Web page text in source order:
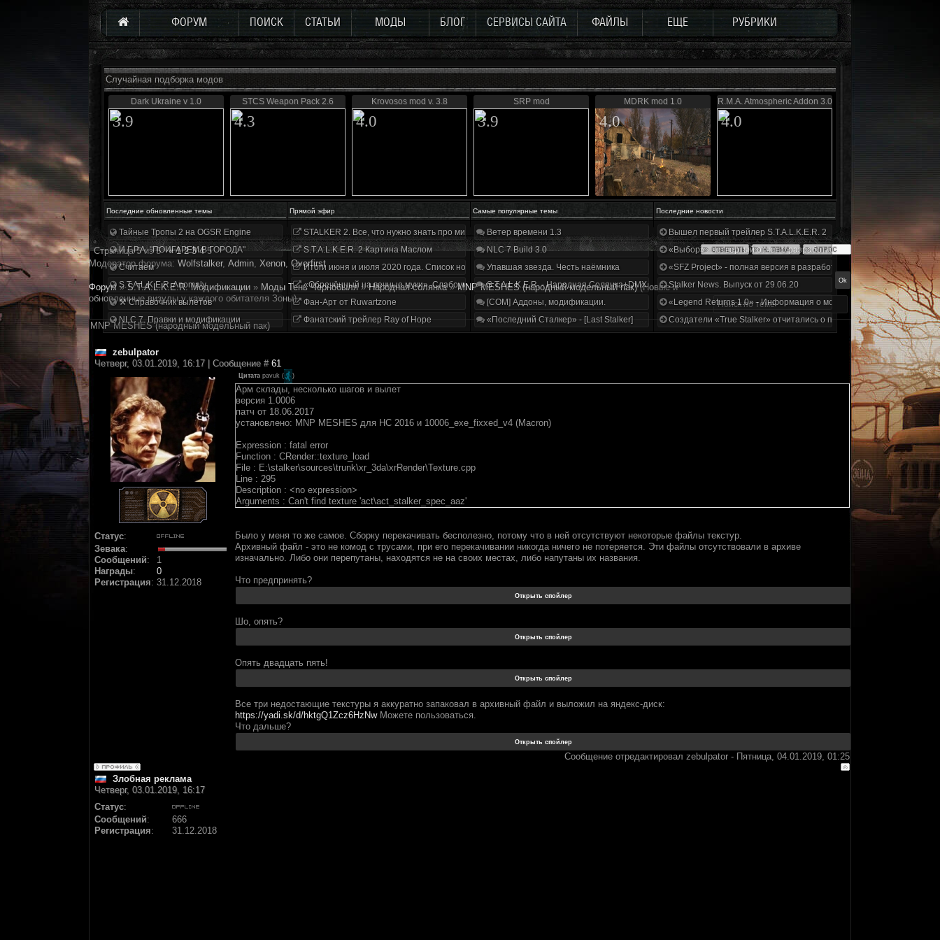
ФОРУМ ПОИСК СТАТЬИ МОДЫ БЛОГ СЕРВИСЫ САЙТА ФАЙЛЫ ЕЩЕ РУБРИКИ
Случайная подборка модов
Dark Ukraine v 1.0
3.9
STCS Weapon Pack 2.6
4.3
Krovosos mod v. 3.8
4.0
SRP mod
3.9
MDRK mod 1.0
4.0
R.M.A. Atmospheric Addon 3.0
4.0
Последние обновленные темы Прямой эфир Самые популярные темы Последние новости
Тайные Тропы 2 на OGSR Engine
И.Г.Р.А. "ПОИГАРЕМ В ГОРОДА"
Считаем
S.T.A.L.K.E.R. Anomaly
⚒ Справочник вылетов
NLC 7. Правки и модификации
STALKER 2. Все, что нужно знать про мир, геймплей и сюжет | Разбор трейлера
S.T.A.L.K.E.R. 2 Картина Маслом
Итоги июня и июля 2020 года. Список нововведений
«Обречённый на вечные муки». Слабоумие и отвага
Фан-Арт от Ruwartzone
Фанатский трейлер Ray of Hope
Ветер времени 1.3
NLC 7 Build 3.0
Упавшая звезда. Честь наёмника
S.T.A.L.K.E.R. - Народная Солянка+DMX 1.3.5.ООП.МА.К.
[COM] Аддоны, модификации.
«Последний Сталкер» - [Last Stalker]
Вышел первый трейлер S.T.A.L.K.E.R. 2
«Выбор» - четвертый отчет о разработке!
«SFZ Project» - полная версия в разработке!
Stalker News. Выпуск от 29.06.20
«Legend Returns 1.0» - Информация о моде за июнь 2020
Создатели «True Stalker» отчитались о проделанной работе
Страница5из5 « 1 2 3 4 5
Модератор форума: Wolfstalker, Аdmin, Xenon, Overfirst
Форум » S.T.A.L.K.E.R. Модификации » Моды Тень Чернобыля » Народная солянка » MNP MESHES (народный модельный пак) (Новые и
обновленные визулы у каждого обитателя Зоны)
MNP MESHES (народный модельный пак)
zebulpator
Четверг, 03.01.2019, 16:17 | Сообщение # 61
Статус:
Зевака:
Сообщений:
1
Награды:
0
Регистрация: 31.12.2018
Цитата pavuk ( )
Арм склады, несколько шагов и вылет
версия 1.0006
патч от 18.06.2017
установлено: MNP MESHES для НС 2016 и 10006_exe_fixxed_v4 (Macron)
Expression : fatal error
Function : CRender::texture_load
File : E:\stalker\sources\trunk\xr_3da\xrRender\Texture.cpp
Line : 295
Description : <no expression>
Arguments : Can't find texture 'act\act_stalker_spec_aaz'
Было у меня то же самое. Сборку перекачивать бесполезно, потому что в ней отсутствуют некоторые файлы текстур.
Архивный файл - это не комод с трусами, при его перекачивании никогда ничего не потеряется. Эти файлы отсутствовали в архиве
изначально. Либо они перепутаны, находятся не на своих местах, либо напутаны их названия.
Что предпринять?
Шо, опять?
Опять двадцать пять!
Все три недостающие текстуры я аккуратно запаковал в архивный файл и выложил на яндекс-диск:
https://yadi.sk/d/hktgQ1Zcz6HzNwМожете пользоваться.
Что дальше?
Сообщение отредактировал zebulpator - Пятница, 04.01.2019, 01:25
Злобная реклама
Четверг, 03.01.2019, 16:17
Статус:
Сообщений:
666
Регистрация: 31.12.2018